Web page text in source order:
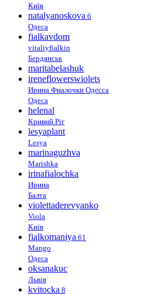
Київ
natalyanoskova 6
Одеса
fialkavdom
vitaliyfialkin
Бердянськ
maritabelashuk
ireneflowerswiolets
Ирина Фиалочки Одесса
Одеса
helenal
Кривий Ріг
lesyaplant
Lesya
marinaguzhva
Marishka
irinafialochka
Ирина
Балта
violettaderevyanko
Viola
Київ
fialkomaniya 61
Mango
Одеса
oksanakuc
Львів
kvitocka 8